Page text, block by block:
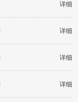
详细
详细
详细
详细